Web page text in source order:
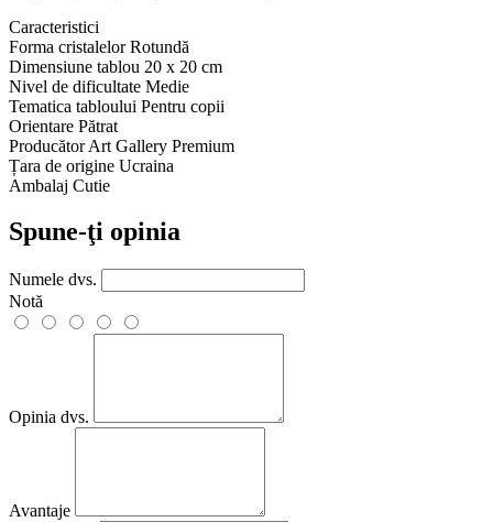
Caracteristici
Forma cristalelor Rotundă
Dimensiune tablou 20 x 20 cm
Nivel de dificultate Medie
Tematica tabloului Pentru copii
Orientare Pătrat
Producător Art Gallery Premium
Țara de origine Ucraina
Ambalaj Cutie
Spune-ţi opinia
Numele dvs.
Notă
Opinia dvs.
Avantaje